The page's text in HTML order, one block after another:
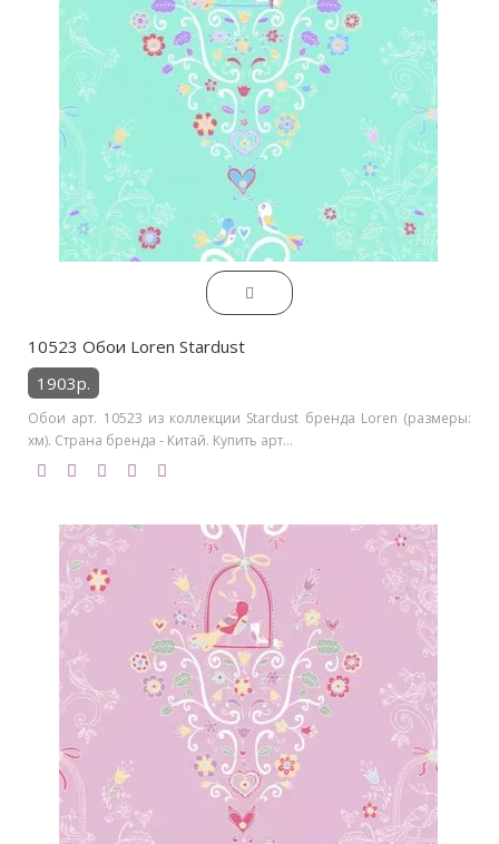
10523 Обои Loren Stardust
1903р.
Обои арт. 10523 из коллекции Stardust бренда Loren (размеры:
хм). Страна бренда - Китай. Купить арт...